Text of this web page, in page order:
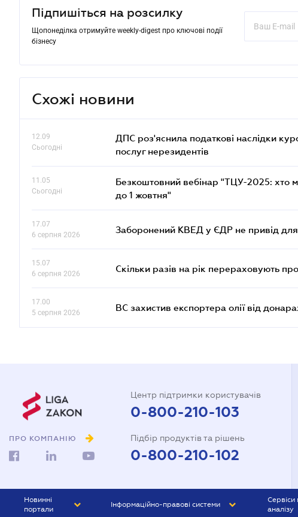
Підпишіться на розсилку
Щопонеділка отримуйте weekly-digest про ключові події
бізнесу
Схожі новини
12.09
Сьогодні
ДПС роз'яснила податкові наслідки
послуг нерезидентів
11.05
Сьогодні
Безкоштовний вебінар "ТЦУ-2025: хто
до 1 жовтня"
17.07
6 серпня 2026
Заборонений КВЕД у ЄДР не привід
15.07
6 серпня 2026
Скільки разів на рік перераховують
17.00
5 серпня 2026
ВС захистив експортера олії від
ПРО КОМПАНІЮ
Центр підтримки користувачів
0-800-210-103
Підбір продуктів та рішень
0-800-210-102
Новинні
портали
Інформаційно-правові системи
Сервіси
аналізу